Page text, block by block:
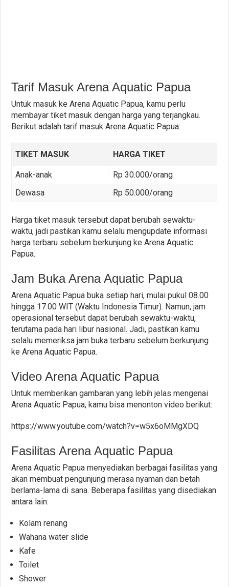
Tarif Masuk Arena Aquatic Papua
Untuk masuk ke Arena Aquatic Papua, kamu perlu
membayar tiket masuk dengan harga yang terjangkau.
Berikut adalah tarif masuk Arena Aquatic Papua:
TIKET MASUK HARGA TIKET
Anak-anak
Rp 30.000/orang
Dewasa
Rp 50.000/orang
Harga tiket masuk tersebut dapat berubah sewaktu-
waktu, jadi pastikan kamu selalu mengupdate informasi
harga terbaru sebelum berkunjung ke Arena Aquatic
Papua.
Jam Buka Arena Aquatic Papua
Arena Aquatic Papua buka setiap hari, mulai pukul 08.00
hingga 17.00 WIT (Waktu Indonesia Timur). Namun, jam
operasional tersebut dapat berubah sewaktu-waktu,
terutama pada hari libur nasional. Jadi, pastikan kamu
selalu memeriksa jam buka terbaru sebelum berkunjung
ke Arena Aquatic Papua.
Video Arena Aquatic Papua
Untuk memberikan gambaran yang lebih jelas mengenai
Arena Aquatic Papua, kamu bisa menonton video berikut:
https://www.youtube.com/watch?v=w5x6oMMgXDQ
Fasilitas Arena Aquatic Papua
Arena Aquatic Papua menyediakan berbagai fasilitas yang
akan membuat pengunjung merasa nyaman dan betah
berlama-lama di sana. Beberapa fasilitas yang disediakan
antara lain:
Kolam renang
Wahana water slide
Kafe
Toilet
Shower